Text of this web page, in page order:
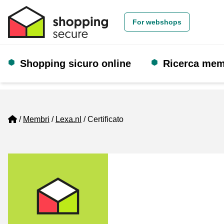
For webshops
Shopping sicuro online Ricerca
Home
Membri Lexa.nl Certificato